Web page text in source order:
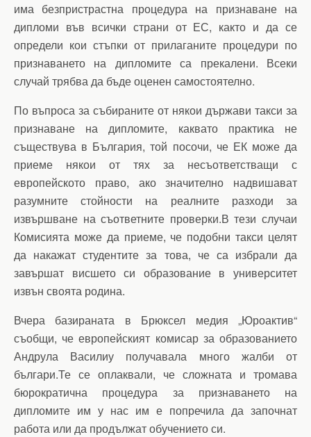
има безпристрастна процедура на признаване на
дипломи във всички страни от ЕС, както и да се
определи кои стъпки от прилаганите процедури по
признаването на дипломите са прекалени. Всеки
случай трябва да бъде оценен самостоятелно.
По въпроса за събираните от някои държави такси за
признаване на дипломите, каквато практика не
съществува в България, той посочи, че ЕК може да
приеме някои от тях за несъответстващи с
европейското право, ако значително надвишават
разумните стойности на реалните разходи за
извършване на съответните проверки.В тези случаи
Комисията може да приеме, че подобни такси целят
да накажат студентите за това, че са избрали да
завършат висшето си образование в университет
извън своята родина.
Вчера базираната в Брюксел медия „Юроактив“
съобщи, че европейският комисар за образованието
Андрула Василиу получавала много жалби от
българи.Те се оплаквали, че сложната и тромава
бюрократична процедура за признаването на
дипломите им у нас им е попречила да започнат
работа или да продължат обучението си.